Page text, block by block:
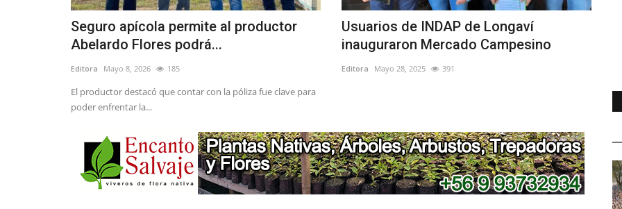
Seguro apícola permite al productor
Abelardo Flores podrá...
Editora Mayo 8, 2026 185
El productor destacó que contar con la póliza fue clave para
poder enfrentar la...
Usuarios de INDAP de Longaví
inauguraron Mercado Campesino
Editora Mayo 28, 2025 391